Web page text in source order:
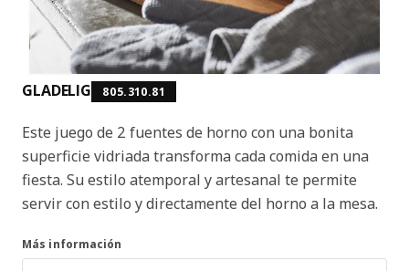
GLADELIG 805.310.81
Este juego de 2 fuentes de horno con una bonita
superficie vidriada transforma cada comida en una
fiesta. Su estilo atemporal y artesanal te permite
servir con estilo y directamente del horno a la mesa.
Más información